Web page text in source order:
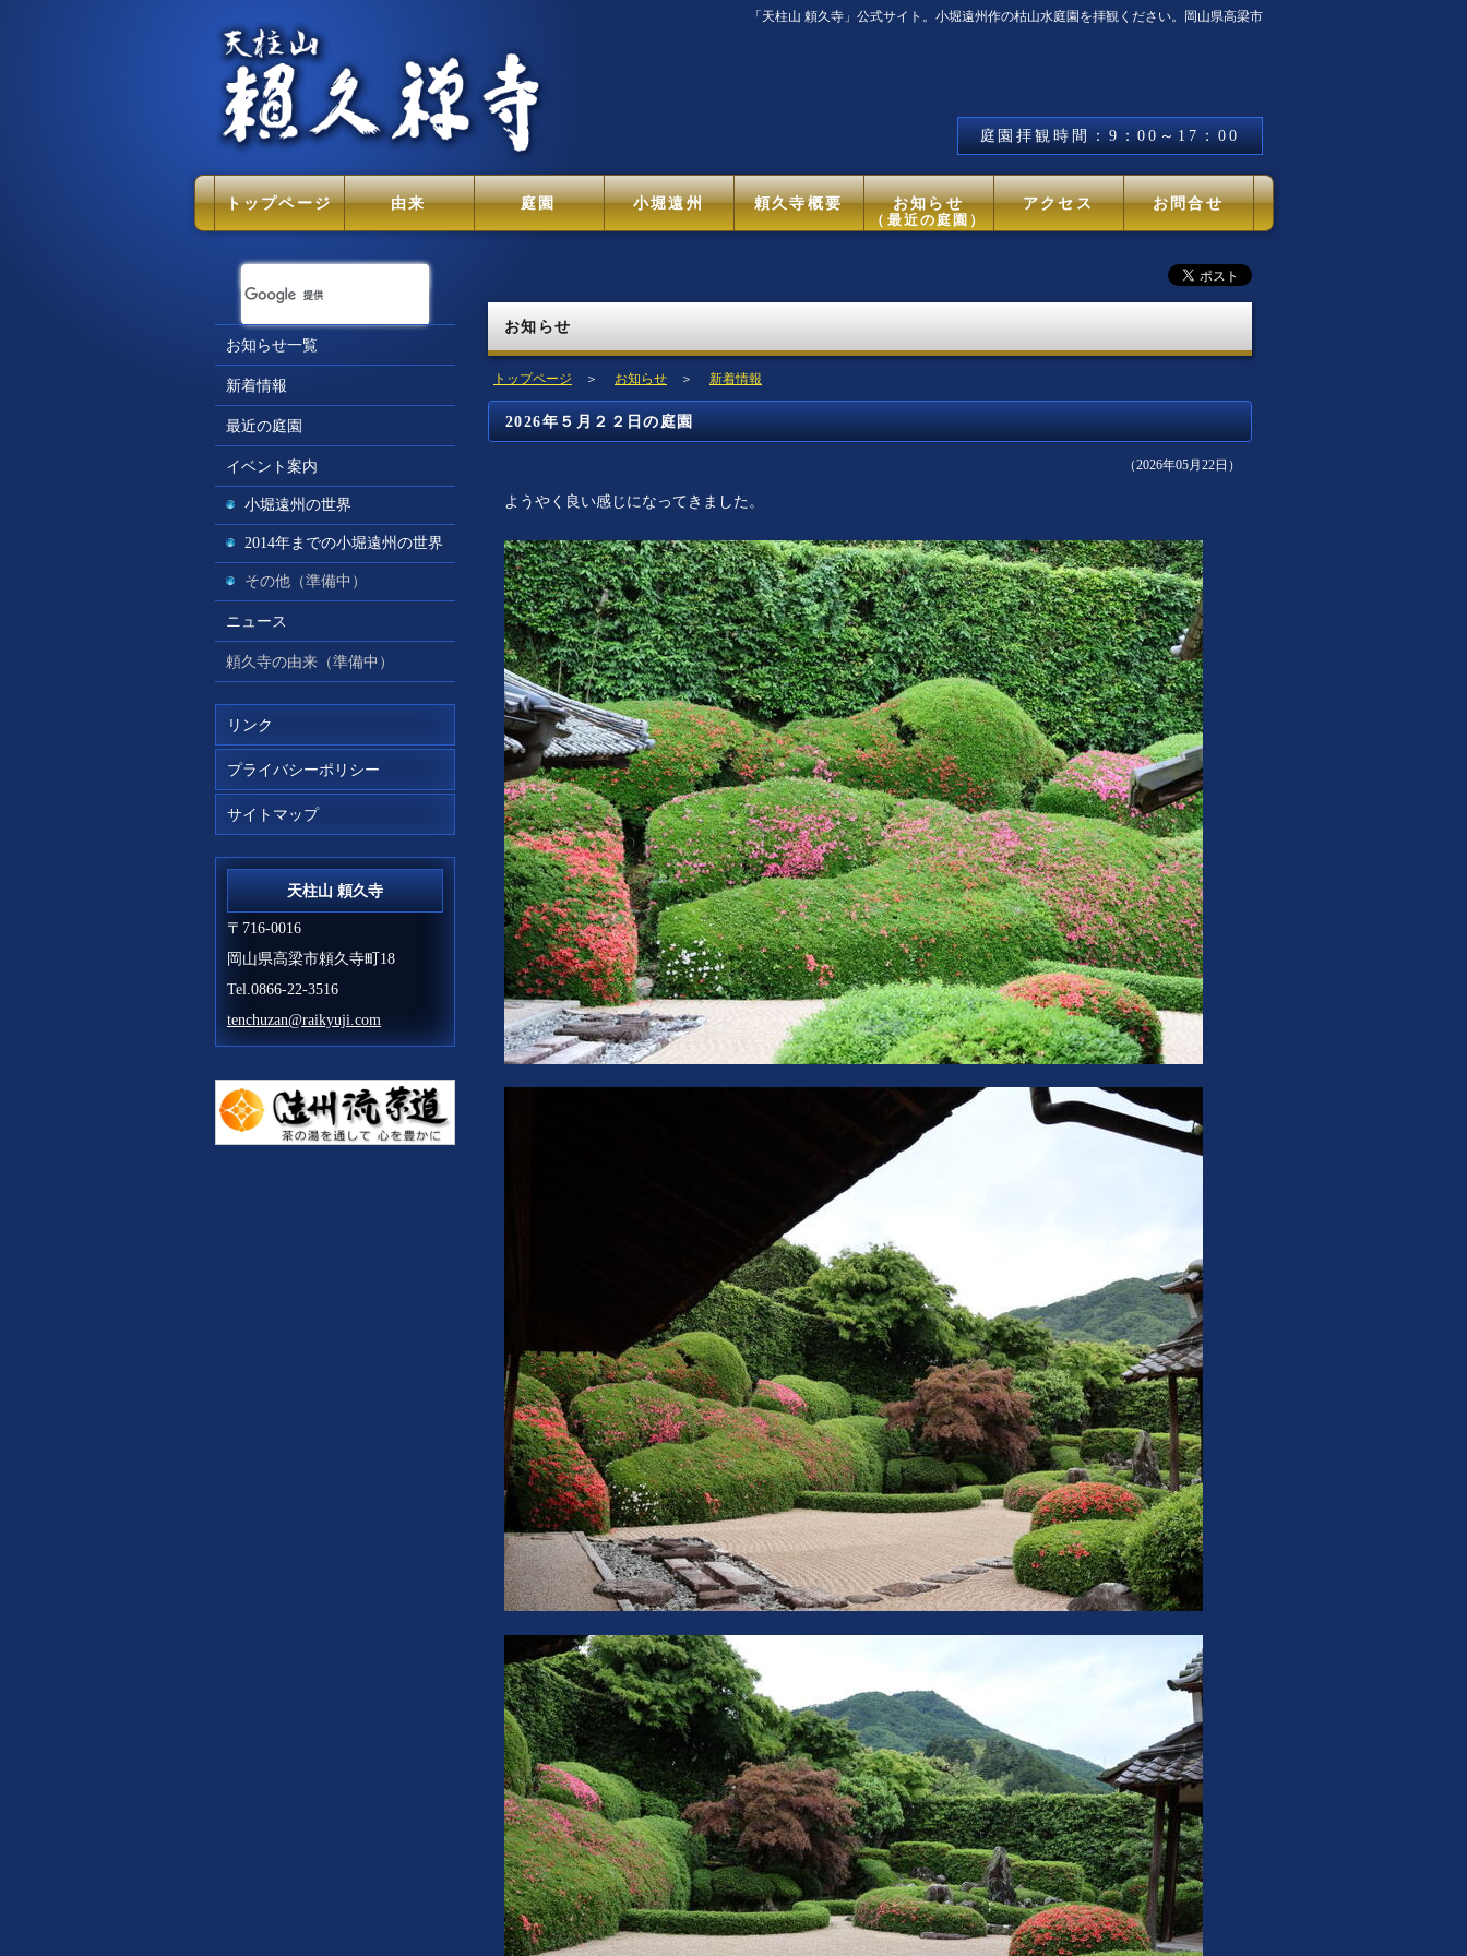
「天柱山 頼久寺」公式サイト。小堀遠州作の枯山水庭園を拝観ください。岡山県高梁市
庭園拝観時間：9：00～17：00
トップページ 由来 庭園 小堀遠州 頼久寺概要 お知らせ
（最近の庭園）
アクセス お問合せ
お知らせ
トップページ ＞ お知らせ ＞ 新着情報
2026年５月２２日の庭園
（2026年05月22日）
ようやく良い感じになってきました。
お知らせ一覧
新着情報
最近の庭園
イベント案内
小堀遠州の世界
2014年までの小堀遠州の世界
その他（準備中）
ニュース
頼久寺の由来（準備中）
リンク
プライバシーポリシー
サイトマップ
天柱山 頼久寺
〒716-0016
岡山県高梁市頼久寺町18
Tel.0866-22-3516
tenchuzan@raikyuji.com